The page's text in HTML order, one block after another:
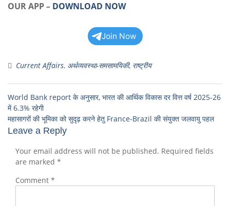
OUR APP– DOWNLOAD NOW
Join Now
Current Affairs, अर्थव्यवस्था-समसामयिकी, राष्ट्रीय
World Bank report के अनुसार, भारत की आर्थिक विकास दर वित्त वर्ष 2025-26
में 6.3% रहेगी
महासागरों की भूमिका को सुदृढ़ करने हेतु France-Brazil की संयुक्त जलवायु पहल
Leave a Reply
Your email address will not be published. Required fields
are marked *
Comment *